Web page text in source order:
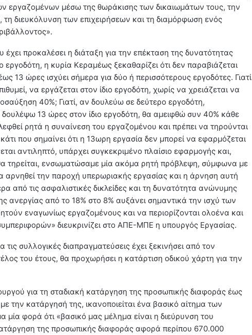
εργαζομένων μέσω της θωράκισης των δικαιωμάτων τους, την
διευκόλυνση των επιχειρήσεων και τη διαμόρφωση ενός
έχει προκαλέσει η διάταξη για την επέκταση της δυνατότητας
η κυρία Κεραμέως ξεκαθαρίζει ότι δεν παραβιάζεται
13 ώρες ισχύει σήμερα για δύο ή περισσότερους εργοδότες. Γιατί
να εργάζεται στον ίδιο εργοδότη, χωρίς να χρειάζεται να
40%; Γιατί, αν δουλεύω σε δεύτερο εργοδότη,
13 ώρες στον ίδιο εργοδότη, θα αμειφθώ συν 40% κάθε
ρητά η συναίνεση του εργαζομένου και πρέπει να τηρούνται
που σημαίνει ότι η 13ωρη εργασία δεν μπορεί να εφαρμόζεται
αντιληπτό, υπάρχει συγκεκριμένο πλαίσιο εφαρμογής και,
τηρείται, ενσωματώσαμε μία ακόμα ρητή πρόβλεψη, σύμφωνα με
αρνηθεί την παροχή υπερωριακής εργασίας και η άρνηση αυτή
από τις ασφαλιστικές δικλείδες και τη δυνατότητα ανώνυμης
ανεργίας από το 18% στο 8% αυξάνει σημαντικά την ισχύ των
εναγωνίως εργαζομένους και να περιορίζονται ολοένα και
διευκρινίζει στο ΑΠΕ-ΜΠΕ η υπουργός Εργασίας.
συλλογικές διαπραγματεύσεις έχει ξεκινήσει από τον
του έτους, θα προχωρήσει η κατάρτιση οδικού χάρτη για την
για τη σταδιακή κατάργηση της προσωπικής διαφοράς έως
την κατάργησή της, ικανοποιείται ένα βασικό αίτημα των
μία φορά ότι «βασικό μας μέλημα είναι η διεύρυνση του
της προσωπικής διαφοράς αφορά περίπου 670.000